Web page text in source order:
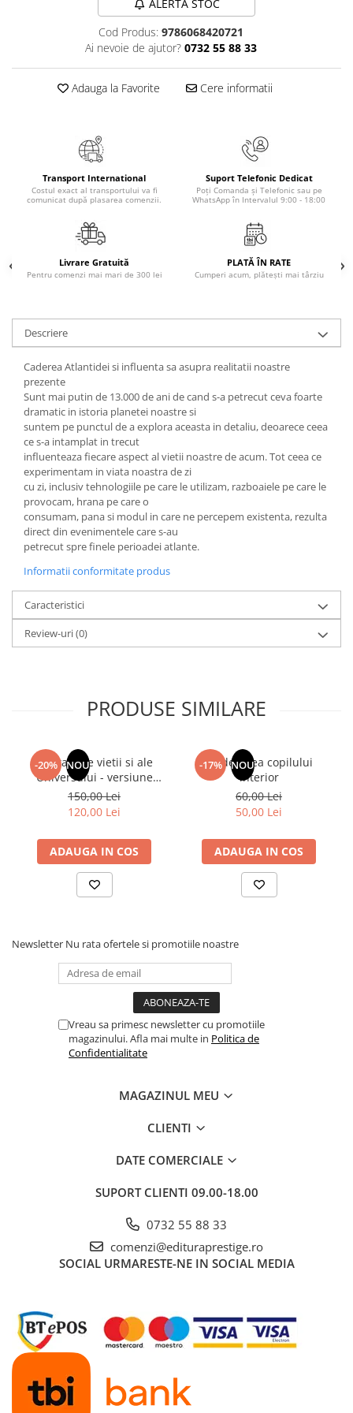
Medicina Pentru Toti
Starea de bine
Terapii Alternative
AudioBook
Biografii, Memorii, Jurnale
Carti erotice
Crime, Thriller, Mistery
Literatura Romana
Literatura Universala
Poezie
Romane de dragoste, Carti
romantice
Senzatii/Dragoste
Senzatii/Erotic
Senzatii/Suspans
Senzatii/Thriller
SF & Fantasy
Teatru
Teens Book Club
Umor
Articole Birotica
Calculator
Hartie si Accesorii
Instrumente de scris
Organizare si Arhivare
Seturi birotica
Articole scolare
Ghiozdane si Penare scolare
Instrumente de scris
Instrumente si Truse Geometrie
Calculator
Consumabile & Accesorii
Literatura Universala
Carte Prescolara, Joc
Carti cartonate
Descopera si invata
Din ograda
Povesti pe roti
Primele notiuni
Carti de colorat
ALERTA STOC
Cod Produs: 9786068420721
Ai nevoie de ajutor? 0732 55 88 33
Adauga la Favorite Cere informatii
Transport International
Costul exact al transportului va fi
comunicat după plasarea comenzii.
Suport Telefonic Dedicat
Poți Comanda și Telefonic sau pe
WhatsApp în Intervalul 9:00 - 18:00
Livrare Gratuită
Pentru comenzi mai mari de 300 lei
PLATĂ ÎN RATE
Cumperi acum, plătești mai târziu
Descriere
Caderea Atlantidei si influenta sa asupra realitatii noastre
prezente
Sunt mai putin de 13.000 de ani de cand s-a petrecut ceva foarte
dramatic in istoria planetei noastre si
suntem pe punctul de a explora aceasta in detaliu, deoarece ceea
ce s-a intamplat in trecut
influenteaza fiecare aspect al vietii noastre de acum. Tot ceea ce
experimentam in viata noastra de zi
cu zi, inclusiv tehnologiile pe care le utilizam, razboaiele pe care le
provocam, hrana pe care o
consumam, pana si modul in care ne percepem existenta, rezulta
direct din evenimentele care s-au
petrecut spre finele perioadei atlante.
Informatii conformitate produs
Caracteristici
Review-uri(0)
PRODUSE SIMILARE
-20% NOU
Din tainele vietii si ale
Universului - versiune
originala din 1939.
Volumele I-III. Cutie de
Demetrescu
150,00 Lei
120,00 Lei
ADAUGA IN COS
-17% NOU
Vindecarea copilului
interior
60,00 Lei
50,00 Lei
ADAUGA IN COS
Newsletter Nu rata ofertele si promotiile noastre
Vreau sa primesc newsletter cu promotiile
magazinului. Afla mai multe in Politica de
Confidentialitate
MAGAZINUL MEU
CLIENTI
DATE COMERCIALE
SUPORT CLIENTI 09.00-18.00
0732 55 88 33
comenzi@edituraprestige.ro
SOCIAL URMARESTE-NE IN SOCIAL MEDIA